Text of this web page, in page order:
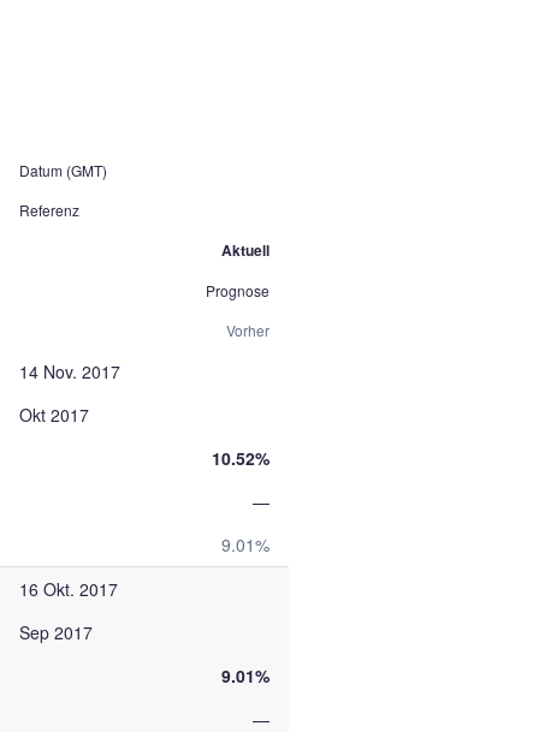
Datum (GMT)
Referenz
Aktuell
Prognose
Vorher
14 Nov. 2017
Okt 2017
10.52%
—
9.01%
16 Okt. 2017
Sep 2017
9.01%
—